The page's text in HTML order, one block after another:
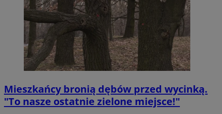
Mieszkańcy bronią dębów przed wycinką.
"To nasze ostatnie zielone miejsce!"